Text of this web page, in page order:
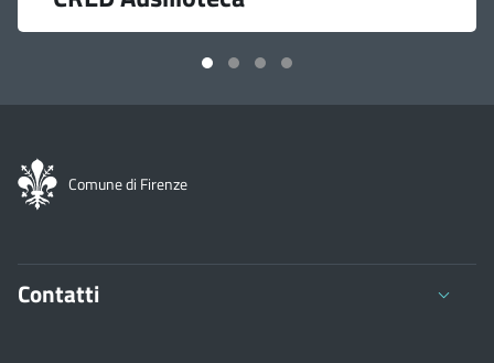
Comune di Firenze
Contatti